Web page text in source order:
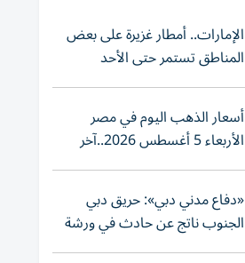
الإمارات.. أمطار غزيرة على بعض
المناطق تستمر حتى الأحد
أسعار الذهب اليوم في مصر
الأربعاء 5 أغسطس 2026..آخر
تحديث لعيار 21
«دفاع مدني دبي»: حريق دبي
الجنوب ناتج عن حادث في ورشة
ولا إصابات